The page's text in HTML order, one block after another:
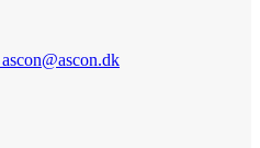
ascon@ascon.dk